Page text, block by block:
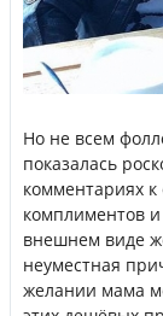
Но не всем
показалась
комментариях
комплиментов
внешнем виде
неуместная
желании мама